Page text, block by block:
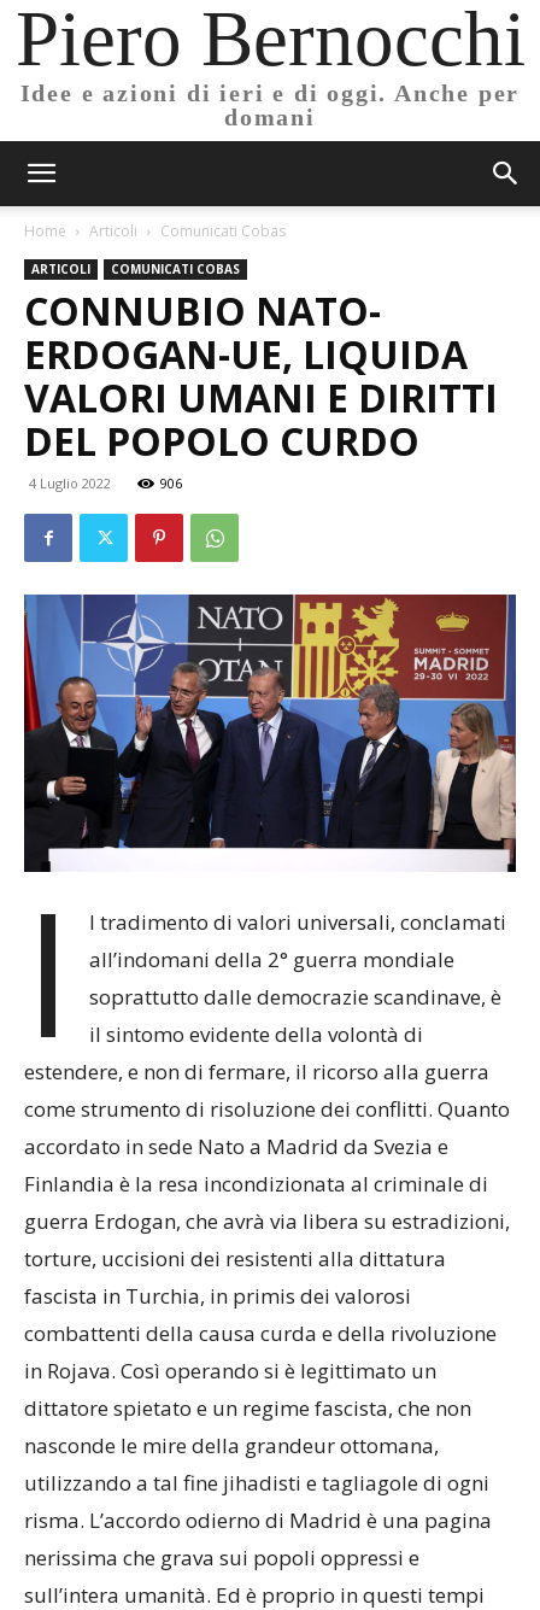
Piero Bernocchi
Idee e azioni di ieri e di oggi. Anche per
domani
Home Articoli Comunicati Cobas
ARTICOLI COMUNICATI COBAS
CONNUBIO NATO-
ERDOGAN-UE, LIQUIDA
VALORI UMANI E DIRITTI
DEL POPOLO CURDO
4 Luglio 2022 906
I
l tradimento di valori universali, conclamati
all’indomani della 2° guerra mondiale
soprattutto dalle democrazie scandinave, è
il sintomo evidente della volontà di
estendere, e non di fermare, il ricorso alla guerra
come strumento di risoluzione dei conflitti. Quanto
accordato in sede Nato a Madrid da Svezia e
Finlandia è la resa incondizionata al criminale di
guerra Erdogan, che avrà via libera su estradizioni,
torture, uccisioni dei resistenti alla dittatura
fascista in Turchia, in primis dei valorosi
combattenti della causa curda e della rivoluzione
in Rojava. Così operando si è legittimato un
dittatore spietato e un regime fascista, che non
nasconde le mire della grandeur ottomana,
utilizzando a tal fine jihadisti e tagliagole di ogni
risma. L’accordo odierno di Madrid è una pagina
nerissima che grava sui popoli oppressi e
sull’intera umanità. Ed è proprio in questi tempi